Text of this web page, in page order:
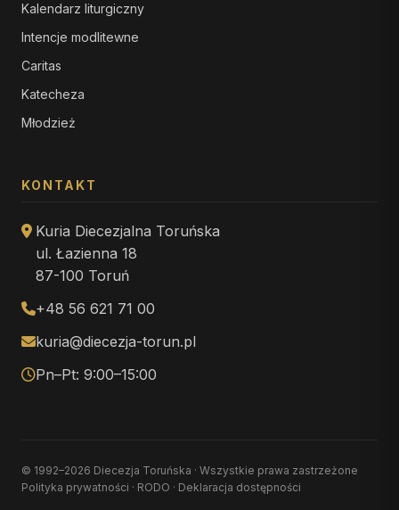
Kalendarz liturgiczny
Intencje modlitewne
Caritas
Katecheza
Młodzież
KONTAKT
Kuria Diecezjalna Toruńska
ul. Łazienna 18
87-100 Toruń
+48 56 621 71 00
kuria@diecezja-torun.pl
Pn–Pt: 9:00–15:00
© 1992–2026 Diecezja Toruńska · Wszystkie prawa zastrzeżone
Polityka prywatności · RODO · Deklaracja dostępności